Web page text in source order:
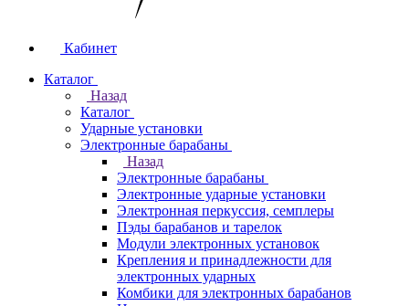
Кабинет
Каталог
Назад
Каталог
Ударные установки
Электронные барабаны
Назад
Электронные барабаны
Электронные ударные установки
Электронная перкуссия, семплеры
Пэды барабанов и тарелок
Модули электронных установок
Крепления и принадлежности для
электронных ударных
Комбики для электронных барабанов